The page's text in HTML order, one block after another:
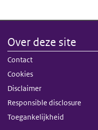
Over deze site
Contact
Cookies
Disclaimer
Responsible disclosure
Toegankelijkheid